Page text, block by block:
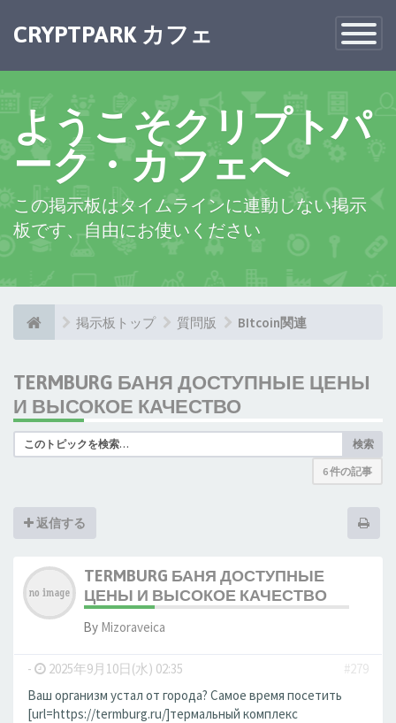
Toggle
CRYPTPARK カフェ
ようこそクリプトパ
ーク・カフェへ
この掲示板はタイムラインに連動しない掲示
板です、自由にお使いください
掲示板トップ 質問版 BItcoin関連
TERMBURG БАНЯ ДОСТУПНЫЕ ЦЕНЫ
И ВЫСОКОЕ КАЧЕСТВО
検索
6 件の記事
返信する
TERMBURG БАНЯ ДОСТУПНЫЕ
ЦЕНЫ И ВЫСОКОЕ КАЧЕСТВО
By Mizoraveica
- 2025年9月10日(水) 02:35
#279
Ваш организм устал от города? Самое время посетить
[url=https://termburg.ru/]термальный комплекс